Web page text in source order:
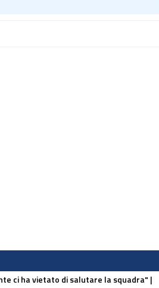
ci ha vietato di salutare la squadra" |